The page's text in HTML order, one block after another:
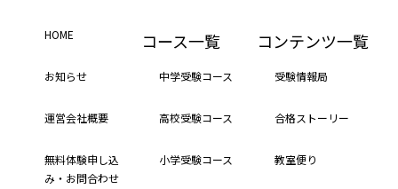
HOME
お知らせ
運営会社概要
無料体験申し込
み・お問合わせ
コース一覧
中学受験コース
高校受験コース
小学受験コース
コンテンツ一覧
受験情報局
合格ストーリー
教室便り